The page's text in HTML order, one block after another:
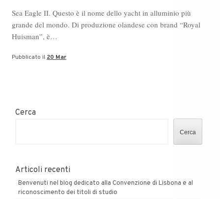
Sea Eagle II. Questo è il nome dello yacht in alluminio più
grande del mondo. Di produzione olandese con brand “Royal
Huisman”, è…
Pubblicato il 20 Mar
Cerca
Cerca
Articoli recenti
Benvenuti nel blog dedicato alla Convenzione di Lisbona e al
riconoscimento dei titoli di studio